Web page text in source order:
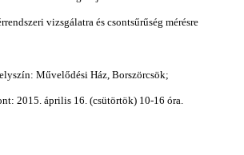
vizsgálatra és csontsűrűség mérésre
Művelődési Ház, Borszörcsök;
2015. április 16. (csütörtök) 10-16 óra.